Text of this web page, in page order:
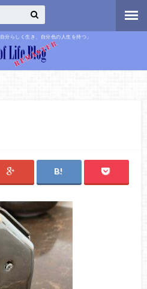
分らしく生き、自分色の人生を持つ」